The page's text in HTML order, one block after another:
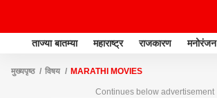
ताज्या बातम्या महाराष्ट्र राजकारण मनोरंजन
मुख्यपृष्ठ विषय MARATHI MOVIES
Continues below advertisement